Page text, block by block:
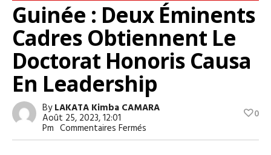
Guinée : Deux Éminents
Cadres Obtiennent Le
Doctorat Honoris Causa
En Leadership
ByLAKATA Kimba CAMARA
Août 25, 2023, 12:01
Pm Commentaires Fermés
Guinée
0